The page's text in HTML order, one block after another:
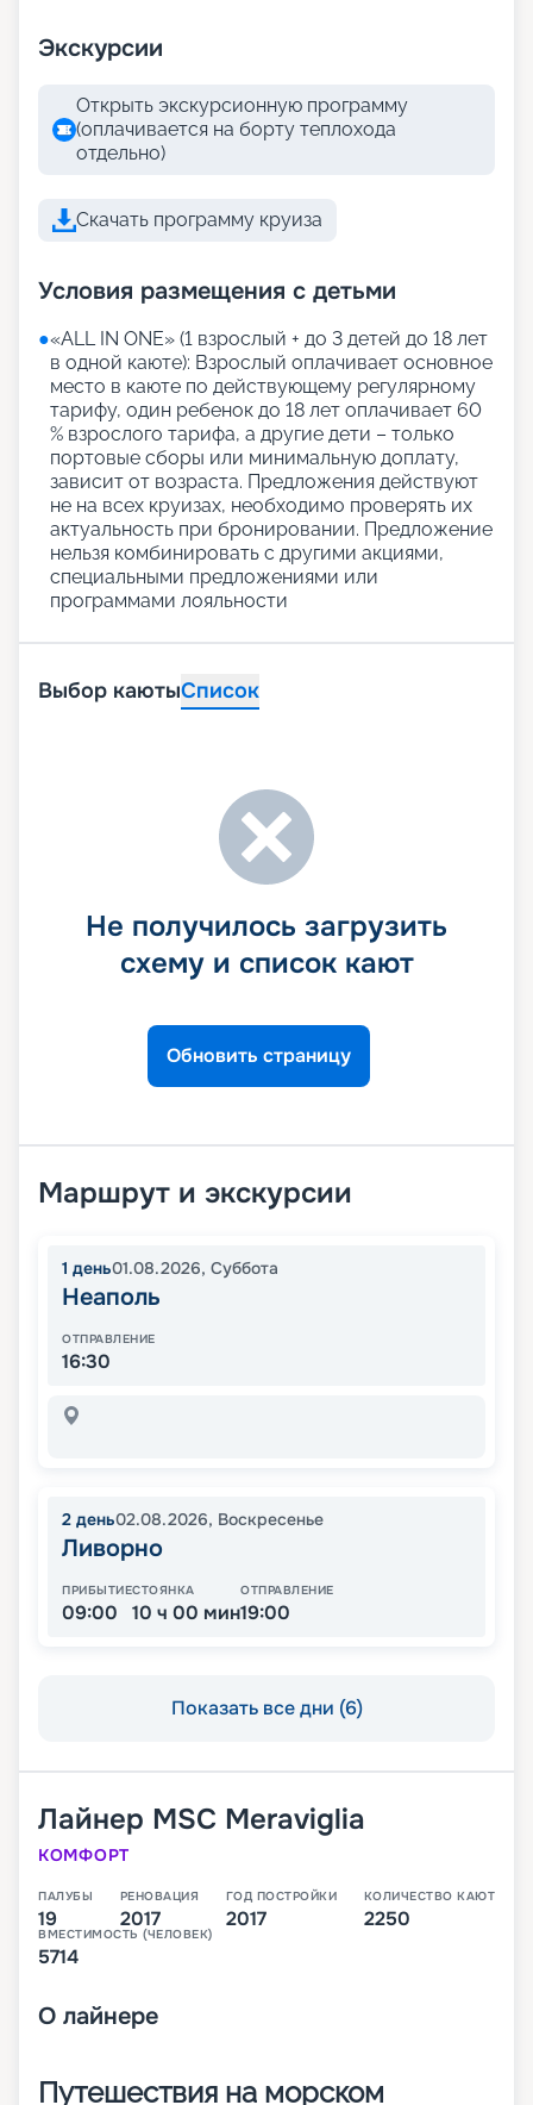
Экскурсии
Открыть экскурсионную программу
(оплачивается на борту теплохода
отдельно)
Скачать программу круиза
Условия размещения с детьми
●«АLL IN ONE» (1 взрослый + до 3 детей до 18 лет
в одной каюте): Взрослый оплачивает основное
место в каюте по действующему регулярному
тарифу, один ребенок до 18 лет оплачивает 60
% взрослого тарифа, а другие дети – только
портовые сборы или минимальную доплату,
зависит от возраста. Предложения действуют
не на всех круизах, необходимо проверять их
актуальность при бронировании. Предложение
нельзя комбинировать с другими акциями,
специальными предложениями или
программами лояльности
Выбор каютыСписок
Не получилось загрузить
схему и список кают
Обновить страницу
Маршрут и экскурсии
1 день01.08.2026, Суббота
Неаполь
ОТПРАВЛЕНИЕ
16:30
2 день02.08.2026, Воскресенье
Ливорно
ПРИБЫТИЕ
09:00
СТОЯНКА
10 ч 00 мин
ОТПРАВЛЕНИЕ
19:00
Показать все дни (6)
Лайнер MSC Meraviglia
КОМФОРТ
ПАЛУБЫ
19
РЕНОВАЦИЯ
2017
ГОД ПОСТРОЙКИ
2017
КОЛИЧЕСТВО КАЮТ
2250
ВМЕСТИМОСТЬ (ЧЕЛОВЕК)
5714
О лайнере
Путешествия на морском